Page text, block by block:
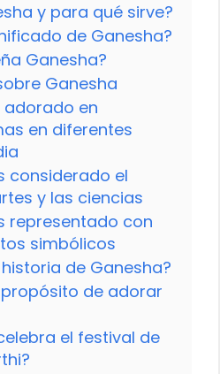
y para qué sirve?
de Ganesha?
Ganesha?
Ganesha
adorado en
en diferentes
considerado el
y las ciencias
representado con
simbólicos
de Ganesha?
propósito de adorar
el festival de